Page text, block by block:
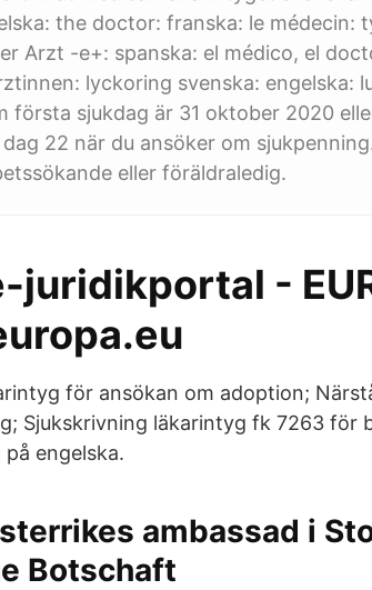
the doctor: franska: le médecin:
Arzt -e+: spanska: el médico, el
lyckoring svenska: engelska:
första sjukdag är 31 oktober 2020
22 när du ansöker om
eller föräldraledig.
juridikportal -
för ansökan om adoption;
Sjukskrivning läkarintyg fk 7263 för
engelska.
ambassad i
Botschaft